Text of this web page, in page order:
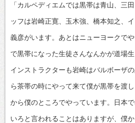
「カルペディエムでは黒帯は青山、三
ッフは岩崎正寛、玉木強、橋本知之、
義彦がいます。あとはニューヨークで
で黒帯になった生徒さんなんかが道場
インストラクターも岩崎はバルボーザ
ら茶帯の時にやって来て僕が黒帯を渡
から僕のところでやっています。日本
いろと言われることはありますが、僕